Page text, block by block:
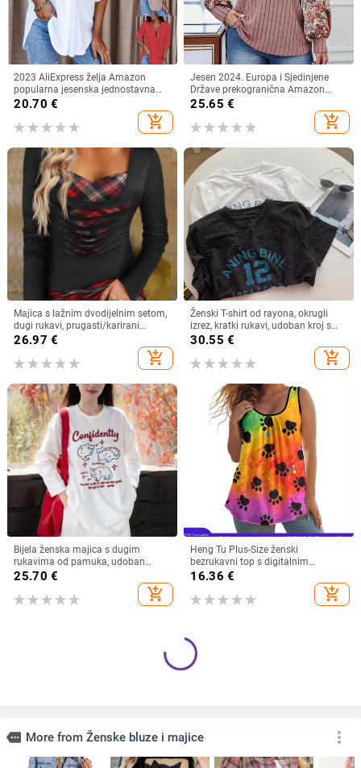
2023 AliExpress želja Amazon
popularna jesenska jednostavna
ženska košulja dugih rukava s V-
20.70 €
add_shopping_cart
Jesen 2024. Europa i Sjedinjene
Države prekogranična Amazon
neovisna postaja nova ženska
modna majica s cvjetnim printom i
rukavima za lampione
25.65 €
add_shopping_cart
Majica s lažnim dvodijelnim setom,
dugi rukavi, prugasti/karirani
uzorak, tkanina od pamuk-
mešavine (30–50% pamuka)
26.97 €
add_shopping_cart
Ženski T-shirt od rayona, okrugli
izrez, kratki rukavi, udoban kroj s
printom slova
30.55 €
add_shopping_cart
Bijela ženska majica s dugim
rukavima od pamuka, udoban
slobodan kroj, za jesen-zimu 2025
25.70 €
add_shopping_cart
Heng Tu Plus-Size ženski
bezrukavni top s digitalnim
životinjskim printom, poliester,
okrugli izrez, slobodan kroj, ljeto
16.36 €
add_shopping_cart